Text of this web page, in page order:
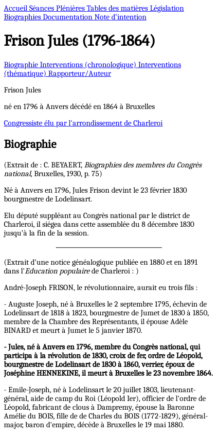
Accueil Séances Plénières Tables des matières Législation
Biographies Documentation Note d’intention
FrisonJules (1796-1864)
Biographie Interventions (chronologique) Interventions
(thématique) Rapporteur/Auteur
Frison Jules
né en 1796 à Anvers décédé en 1864 à Bruxelles
Congressiste élu par l'arrondissement de Charleroi
Biographie
(Extrait de : C. BEYAERT, Biographies des membres du Congrès
national, Bruxelles, 1930, p. 75)
Né à Anvers en 1796, Jules Frison devint le 23 février 1830
bourgmestre de Lodelinsart.
Elu député suppléant au Congrès national par le district de
Charleroi, il siégea dans cette assemblée du 8 décembre 1830
jusqu’à la fin de la session.
(Extrait d’une notice généalogique publiée en 1880 et en 1891
dans l'Education populairede Charleroi : )
André-Joseph FRISON, le révolutionnaire, aurait eu trois fils :
- Auguste Joseph, né à Bruxelles le 2 septembre 1795, échevin de
Lodelinsart de 1818 à 1823, bourgmestre de Jumet de 1830 à 1850,
membre de la Chambre des Représentants, il épouse Adèle
BINARD et meurt à Jumet le 5 janvier 1870.
- Jules, né à Anvers en 1796, membre du Congrès national, qui
participa à la révolution de 1830, croix de fer, ordre de Léopold,
bourgmestre de Lodelinsart de 1830 à 1860, verrier, époux de
Joséphine HENNEKINE, il meurt à Bruxelles le 23 novembre 1864.
- Emile-Joseph, né à Lodelinsart le 20 juillet 1803, lieutenant-
général, aide de camp du Roi (Léopold Ier), officier de l'ordre de
Léopold, fabricant de clous à Dampremy, épouse la Baronne
Amélie du BOIS, fille de de Charles du BOIS (1772-1829), général-
major, baron d'empire, décède à Bruxelles le 19 mai 1880.